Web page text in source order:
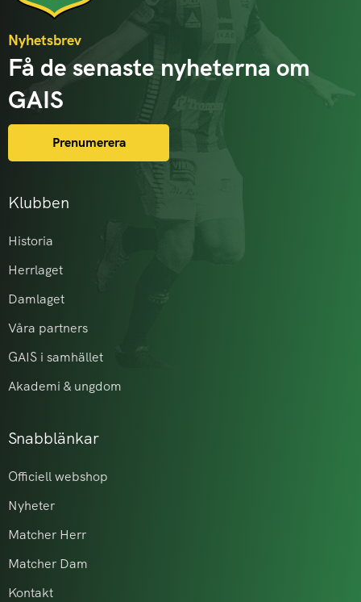
Klubben
Historia
Herrlaget
Damlaget
Våra partners
GAIS i samhället
Akademi & ungdom
Snabblänkar
Officiell webshop
Nyheter
Matcher Herr
Matcher Dam
Kontakt
Nyhetsbrev
Få de senaste nyheterna om
GAIS
Prenumerera